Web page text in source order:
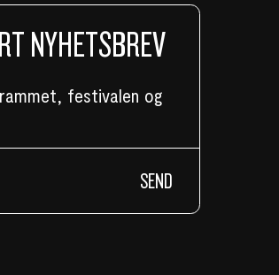
NYHETSBREV
festivalen og
SEND